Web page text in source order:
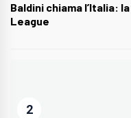
Baldini chiama l’Italia:
League
2